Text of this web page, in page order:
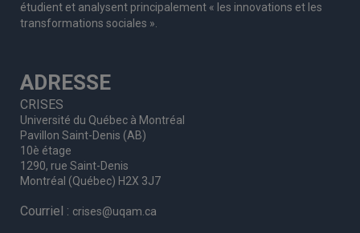
étudient et analysent principalement « les innovations et les
transformations sociales ».
ADRESSE
CRISES
Université du Québec à Montréal
Pavillon Saint-Denis (AB)
10è étage
1290, rue Saint-Denis
Montréal (Québec) H2X 3J7
Courriel : crises@uqam.ca